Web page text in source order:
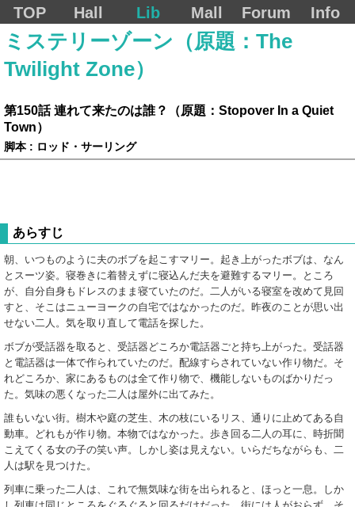
TOP Hall Lib Mall Forum Info
ミステリーゾーン（原題：The
Twilight Zone）
第150話 連れて来たのは誰？（原題：Stopover In a Quiet
Town）
脚本 : ロッド・サーリング
あらすじ
朝、いつものように夫のボブを起こすマリー。起き上がったボブは、なん
とスーツ姿。寝巻きに着替えずに寝込んだ夫を避難するマリー。ところ
が、自分自身もドレスのまま寝ていたのだ。二人がいる寝室を改めて見回
すと、そこはニューヨークの自宅ではなかったのだ。昨夜のことが思い出
せない二人。気を取り直して電話を探した。
ボブが受話器を取ると、受話器どころか電話器ごと持ち上がった。受話器
と電話器は一体で作られていたのだ。配線すらされていない作り物だ。そ
れどころか、家にあるものは全て作り物で、機能しないものばかりだっ
た。気味の悪くなった二人は屋外に出てみた。
誰もいない街。樹木や庭の芝生、木の枝にいるリス、通りに止めてある自
動車。どれもが作り物。本物ではなかった。歩き回る二人の耳に、時折聞
こえてくる女の子の笑い声。しかし姿は見えない。いらだちながらも、二
人は駅を見つけた。
列車に乗った二人は、これで無気味な街を出られると、ほっと一息。しか